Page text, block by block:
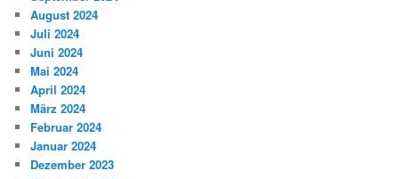
August 2024
Juli 2024
Juni 2024
Mai 2024
April 2024
März 2024
Februar 2024
Januar 2024
Dezember 2023